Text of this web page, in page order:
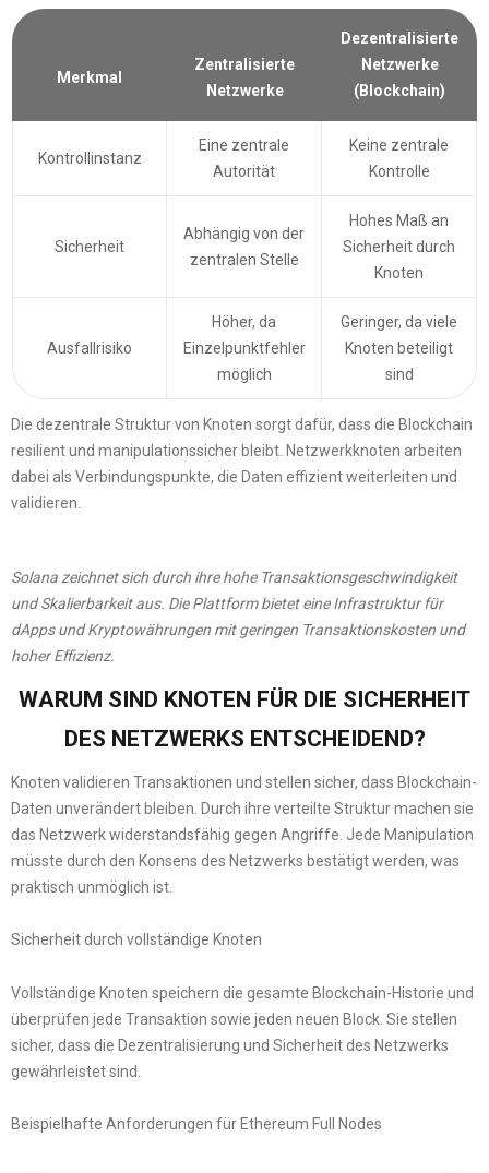
Merkmal
Zentralisierte
Netzwerke
Dezentralisierte
Netzwerke
(Blockchain)
Kontrollinstanz
Eine zentrale
Autorität
Keine zentrale
Kontrolle
Sicherheit
Abhängig von der
zentralen Stelle
Hohes Maß an
Sicherheit durch
Knoten
Ausfallrisiko
Höher, da
Einzelpunktfehler
möglich
Geringer, da viele
Knoten beteiligt
sind
Die dezentrale Struktur von Knoten sorgt dafür, dass die Blockchain
resilient und manipulationssicher bleibt. Netzwerkknoten arbeiten
dabei als Verbindungspunkte, die Daten effizient weiterleiten und
validieren.
Solana zeichnet sich durch ihre hohe Transaktionsgeschwindigkeit
und Skalierbarkeit aus. Die Plattform bietet eine Infrastruktur für
dApps und Kryptowährungen mit geringen Transaktionskosten und
hoher Effizienz.
WARUM SIND KNOTEN FÜR DIE SICHERHEIT
DES NETZWERKS ENTSCHEIDEND?
Knoten validieren Transaktionen und stellen sicher, dass Blockchain-
Daten unverändert bleiben. Durch ihre verteilte Struktur machen sie
das Netzwerk widerstandsfähig gegen Angriffe. Jede Manipulation
müsste durch den Konsens des Netzwerks bestätigt werden, was
praktisch unmöglich ist.
Sicherheit durch vollständige Knoten
Vollständige Knoten speichern die gesamte Blockchain-Historie und
überprüfen jede Transaktion sowie jeden neuen Block. Sie stellen
sicher, dass die Dezentralisierung und Sicherheit des Netzwerks
gewährleistet sind.
Beispielhafte Anforderungen für Ethereum Full Nodes